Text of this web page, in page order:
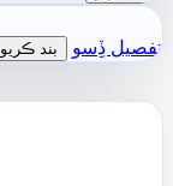
تفصيل ڏِسو بند ڪريو